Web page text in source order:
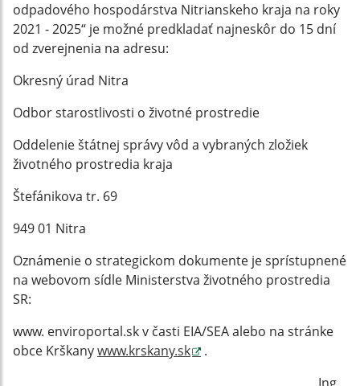
odpadového hospodárstva Nitrianskeho kraja na roky
2021 - 2025“ je možné predkladať najneskôr do 15 dní
od zverejnenia na adresu:
Okresný úrad Nitra
Odbor starostlivosti o životné prostredie
Oddelenie štátnej správy vôd a vybraných zložiek
životného prostredia kraja
Štefánikova tr. 69
949 01 Nitra
Oznámenie o strategickom dokumente je sprístupnené
na webovom sídle Ministerstva životného prostredia
SR:
www. enviroportal.sk v časti EIA/SEA alebo na stránke
obce Krškanywww.krskany.sk
.